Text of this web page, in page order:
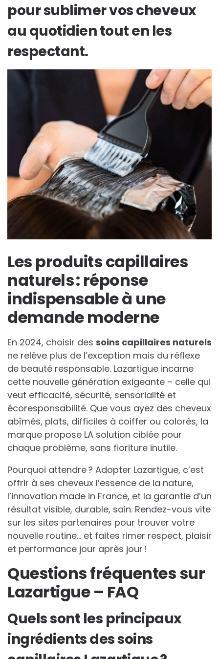
pour sublimer vos cheveux
au quotidien tout en les
respectant.
Les produits capillaires
naturels : réponse
indispensable à une
demande moderne
En 2024, choisir des soins capillaires naturels
ne relève plus de l’exception mais du réflexe
de beauté responsable. Lazartigue incarne
cette nouvelle génération exigeante – celle qui
veut efficacité, sécurité, sensorialité et
écoresponsabilité. Que vous ayez des cheveux
abîmés, plats, difficiles à coiffer ou colorés, la
marque propose LA solution ciblée pour
chaque problème, sans fioriture inutile.
Pourquoi attendre ? Adopter Lazartigue, c’est
offrir à ses cheveux l’essence de la nature,
l’innovation made in France, et la garantie d’un
résultat visible, durable, sain. Rendez-vous vite
sur les sites partenaires pour trouver votre
nouvelle routine… et faites rimer respect, plaisir
et performance jour après jour !
Questions fréquentes sur
Lazartigue – FAQ
Quels sont les principaux
ingrédients des soins